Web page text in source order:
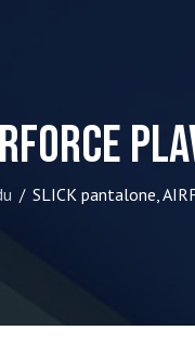
/ SLICK pantalone,